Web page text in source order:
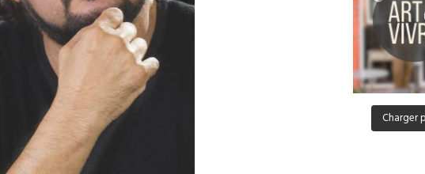
Charger